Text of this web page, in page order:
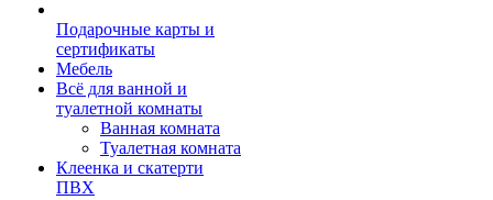
Подарочные карты и
сертификаты
Мебель
Всё для ванной и
туалетной комнаты
Ванная комната
Туалетная комната
Клеенка и скатерти
ПВХ